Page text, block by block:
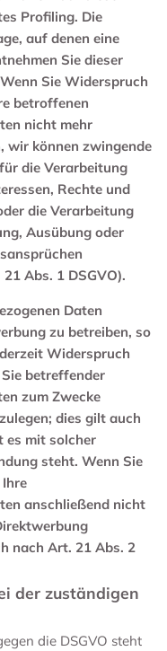
Profiling. Die
auf denen eine
Sie dieser
Sie Widerspruch
betroffenen
nicht mehr
wir können zwingende
die Verarbeitung
Rechte und
die Verarbeitung
Ausübung oder
Abs. 1 DSGVO).
Daten
zu betreiben, so
Widerspruch
betreffender
zum Zwecke
dies gilt auch
es mit solcher
steht. Wenn Sie
anschließend nicht
nach Art. 21 Abs. 2
der zuständigen
die DSGVO steht